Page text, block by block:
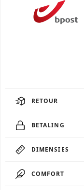
RETOUR
BETALING
DIMENSIES
COMFORT